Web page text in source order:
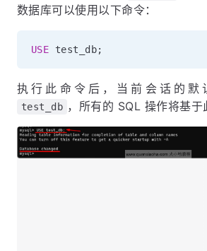
数据库可以使用以下命令：
USE test_db;
执行此命令后，当前会话的默
test_db ，所有的 SQL 操作将基于